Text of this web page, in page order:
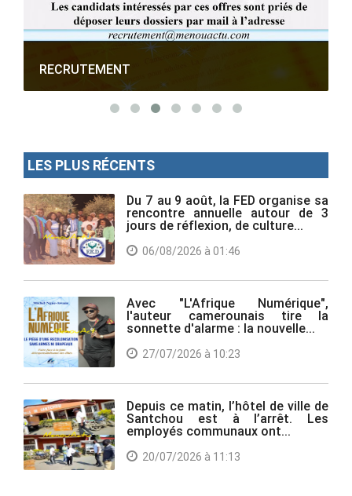
RECRUTEMENT
LES PLUS RÉCENTS
Du 7 au 9 août, la FED organise sa
rencontre annuelle autour de 3
jours de réflexion, de culture...
06/08/2026 à 01:46
Avec "L'Afrique Numérique",
l'auteur camerounais tire la
sonnette d'alarme : la nouvelle...
27/07/2026 à 10:23
Depuis ce matin, l’hôtel de ville de
Santchou est à l’arrêt. Les
employés communaux ont...
20/07/2026 à 11:13